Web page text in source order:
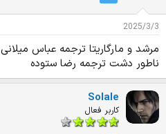
2025/3/3
مرشد و مارگاریتا ترجمه عباس میلانی
ناطور دشت ترجمه رضا ستوده
Solale
کاربر فعال